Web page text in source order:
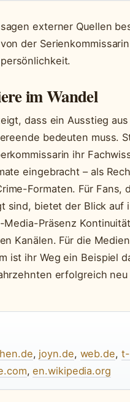
externer Quellen
der
im Wandel
dass ein Ausstieg
bedeuten muss.
ihr
eingebracht – als
Formaten. Für Fans,
sind, bietet der Blick auf
Media-Präsenz
Kanälen. Für die
ist ihr Weg ein Beispiel
erfolgreich
, joyn.de, web.de,
,en.wikipedia.org